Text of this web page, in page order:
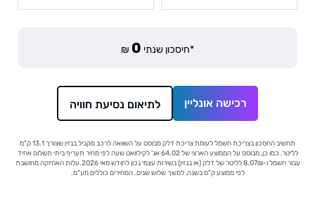
*חיסכון שנתי 0
₪
רכישה אונליין לתיאום נסיעת חוויה
תחשיב החסכון בצריכת חשמל לעומת צריכת דלק מבוסס על השוואה לרכב מקביל בנזין שצורך 13.1 ק"מ
לליטר. כמו כן, מבוסס על הממוצע הארצי של 64.02 אג' לקילוואט שעה לפי מחיר תעריף ביתי תשלום אחיד
עבור חשמל ו-‏8.07₪ לליטר של דלק (או בנזין) בשירות עצמי נכון לחודש מאי 2026.עלות האחזקה מחושבת
לפי ממוצע ק"מ בשנה, למשך שלוש שנים. המחירים כוללים מע"מ.